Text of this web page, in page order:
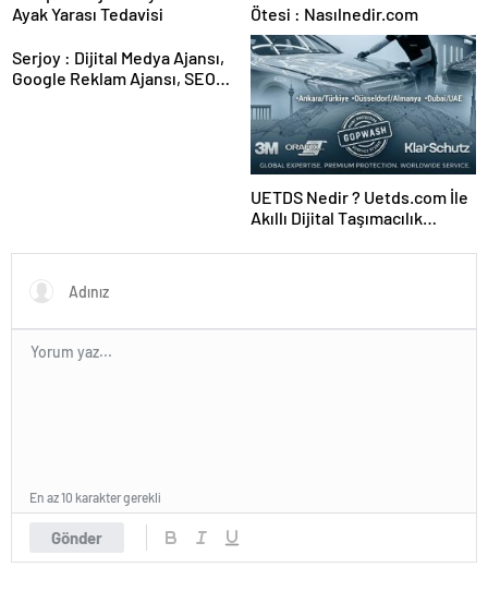
Ayak Yarası Tedavisi
Ötesi : Nasılnedir.com
Serjoy : Dijital Medya Ajansı,
Google Reklam Ajansı, SEO
UETDS Nedir ? Uetds.com İle
Akıllı Dijital Taşımacılık
Gönder
En az 10 karakter gerekli